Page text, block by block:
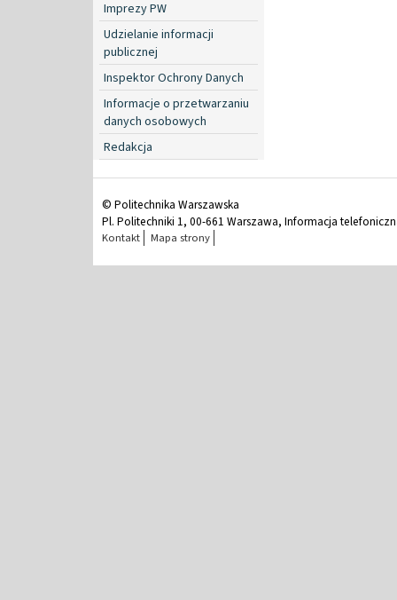
Imprezy PW
Udzielanie informacji
publicznej
Inspektor Ochrony Danych
Informacje o przetwarzaniu
danych osobowych
Redakcja
© Politechnika Warszawska
Pl. Politechniki 1, 00-661 Warszawa, Informacja
Kontakt Mapa strony